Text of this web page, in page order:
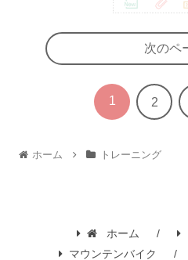
次のペ
1 2
ホーム トレーニング
ホーム
マウンテンバイク